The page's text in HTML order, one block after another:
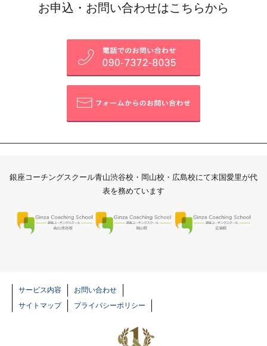
ゲ
お申込・お問い合わせはこちらから
銀座コーチングスクール青山渋谷校・岡山校・広島校にて末国愛里が代
表を務めています
銀座コーチングスクール 青山渋谷校
銀座コーチング
サービス内容
お問い合わせ
サイトマップ
プライバシーポリシー